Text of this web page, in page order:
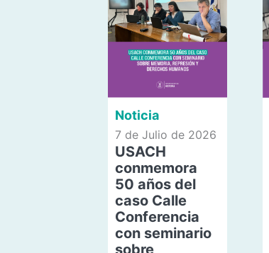
Noticia
7 de Julio de 2026
USACH
conmemora
50 años del
caso Calle
Conferencia
con seminario
sobre